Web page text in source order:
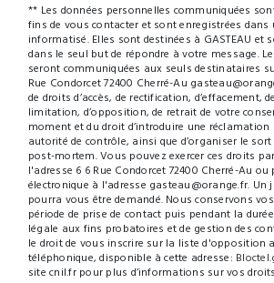
** Les données personnelles communiquées
fins de vous contacter et sont enregistrées dans
informatisé. Elles sont destinées à GASTEAU et
dans le seul but de répondre à votre message.
seront communiquées aux seuls destinataires
Rue Condorcet 72400 Cherré-Au
de droits d’accès, de rectification, d’effacement,
limitation, d’opposition, de retrait de votre
moment et du droit d’introduire une réclamation
autorité de contrôle, ainsi que d’organiser le
post-mortem. Vous pouvez exercer ces droits
l'adresse 6 6 Rue Condorcet 72400 Cherré-Au
électronique à l'adresse gasteau@orange.fr.
pourra vous être demandé. Nous conservons
période de prise de contact puis pendant la
légale aux fins probatoires et de gestion des
le droit de vous inscrire sur la liste d'opposition
téléphonique, disponible à cette adresse:
site cnil.fr pour plus d’informations sur vos